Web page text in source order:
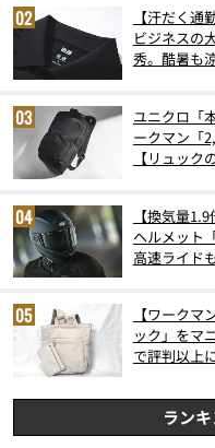
【汗だく
ビジネスの
秀。酷暑も
ユニクロ「
ークマン「
【リュッ
【換気量
ヘルメット
高速ライド
【ワークマ
ック」をマ
で評判以上
ラン